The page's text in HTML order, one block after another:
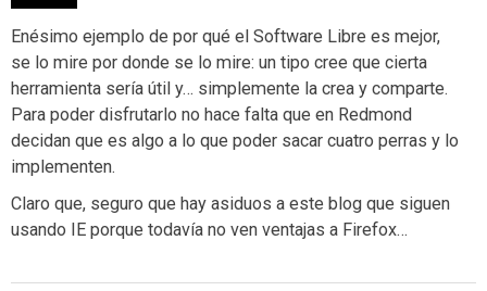
Enésimo ejemplo de por qué el Software Libre es mejor,
se lo mire por donde se lo mire: un tipo cree que cierta
herramienta sería útil y… simplemente la crea y comparte.
Para poder disfrutarlo no hace falta que en Redmond
decidan que es algo a lo que poder sacar cuatro perras y lo
implementen.
Claro que, seguro que hay asiduos a este blog que siguen
usando IE porque todavía no ven ventajas a Firefox…